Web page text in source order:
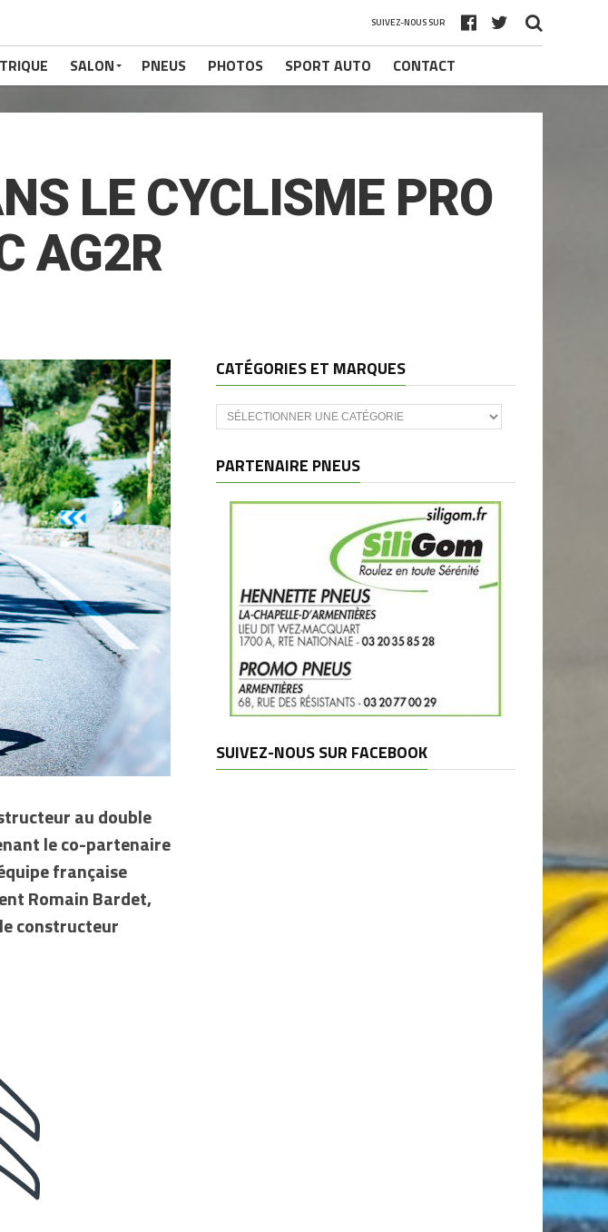
SUIVEZ-NOUS SUR
SALON PNEUS PHOTOS SPORT AUTO CONTACT
LE CYCLISME PRO
AG2R
au double
le co-partenaire
française
Romain Bardet,
constructeur
CATÉGORIES ET MARQUES
Catégories
et
PARTENAIRE PNEUS
SUIVEZ-NOUS SUR FACEBOOK